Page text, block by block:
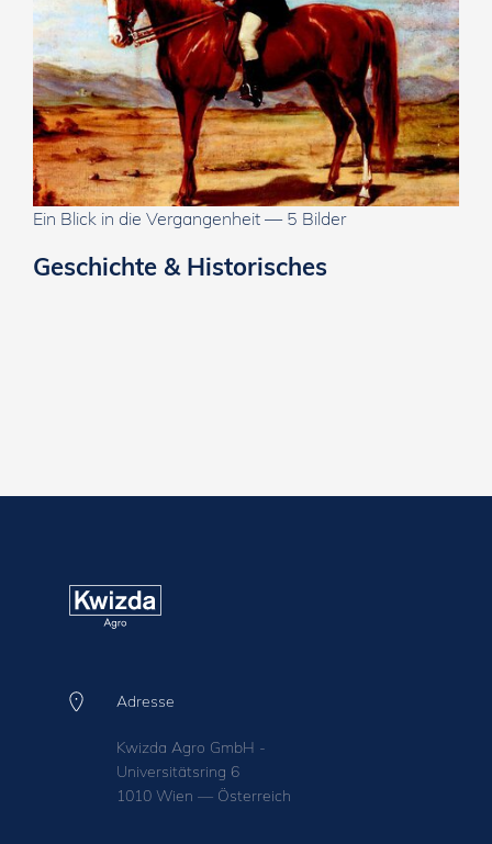
Ein Blick in die Vergangenheit — 5 Bilder
Geschichte & Historisches
Adresse
Kwizda Agro GmbH -
Universitätsring 6
1010 Wien — Österreich